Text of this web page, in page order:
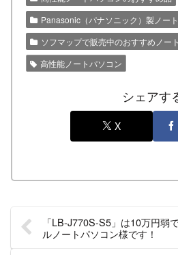
Panasonic（パナソニック）製ノー
ソフマップで販売中のおすすめノー
高性能ノートパソコン
シェアす
X
「LB-J770S-S5」は10万円弱
ルノートパソコン様です！